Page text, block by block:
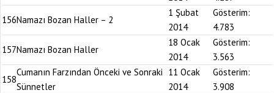
156Namazı Bozan Haller – 2
1 Şubat
2014
Gösterim:
4.783
157Namazı Bozan Haller
18 Ocak
2014
Gösterim:
3.563
158
Cumanın Farzından Önceki ve Sonraki
Sünnetler
11 Ocak
2014
Gösterim:
3.908